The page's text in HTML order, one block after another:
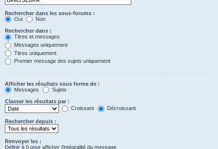
Rechercher dans les sous-forums :
Oui
Non
Rechercher dans :
Titres et messages
Messages uniquement
Titres uniquement
Premier message des sujets uniquement
Afficher les résultats sous forme de :
Messages
Sujets
Classer les résultats par :
Croissant
Décroissant
Rechercher depuis :
Renvoyer les :
Définir à 0 pour afficher l’intégralité du message.